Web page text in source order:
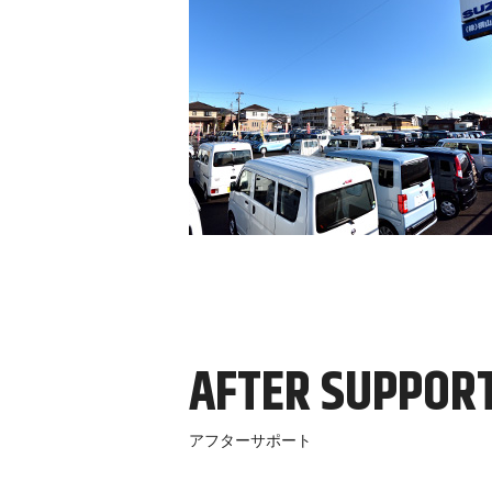
AFTER
アフターサポート